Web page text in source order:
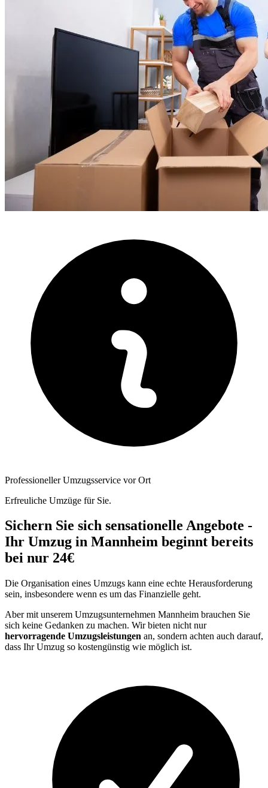
Professioneller Umzugsservice vor Ort
Erfreuliche Umzüge für Sie.
Sichern Sie sich sensationelle Angebote -
Ihr Umzug in Mannheim beginnt bereits
bei nur 24€
Die Organisation eines Umzugs kann eine echte Herausforderung
sein, insbesondere wenn es um das Finanzielle geht.
Aber mit unserem Umzugsunternehmen Mannheim brauchen Sie
sich keine Gedanken zu machen. Wir bieten nicht nur
hervorragende Umzugsleistungen an, sondern achten auch darauf,
dass Ihr Umzug so kostengünstig wie möglich ist.